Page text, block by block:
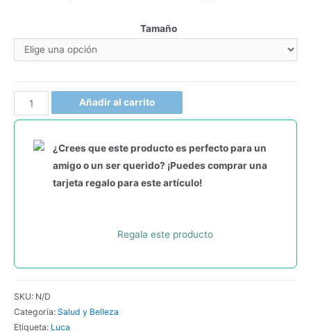
Tamaño
Añadir al carrito
¿Crees que este producto es perfecto para un
amigo o un ser querido? ¡Puedes comprar una
tarjeta regalo para este artículo!
Regala este producto
SKU: N/D
Categoría: Salud y Belleza
Etiqueta: Luca